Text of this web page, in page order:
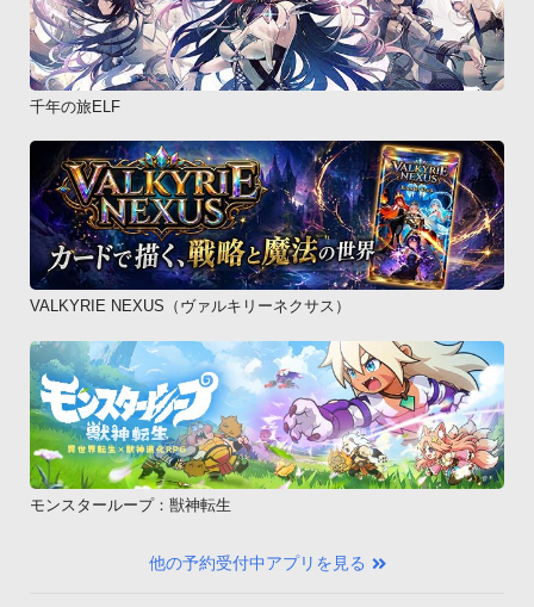
千年の旅ELF
VALKYRIE NEXUS（ヴァルキリーネクサス）
モンスターループ：獣神転生
他の予約受付中アプリを見る